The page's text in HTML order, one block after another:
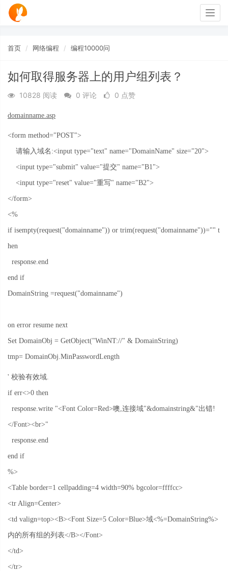
首页 网络编程 编程10000问
如何取得服务器上的用户组列表？
10828 阅读 0 评论 0 点赞
domainname.asp
<form method="POST">
请输入域名 :<input type="text" name="DomainName" size="20">
<input type="submit" value="提交" name="B1">
<input type="reset" value="重写" name="B2">
</form>
<%
if isempty(request("domainname")) or trim(request("domainname"))="" t
hen
response.end
end if
DomainString =request("domainname")
on error resume next
Set DomainObj = GetObject("WinNT://" & DomainString)
tmp= DomainObj.MinPasswordLength
' 校验有效域
if err<>0 then
response.write "<Font Color=Red>噢 连接域"&domainstring&"出错!
</Font><br>"
response.end
end if
%>
<Table border=1 cellpadding=4 width=90% bgcolor=ffffcc>
<tr Align=Center>
<td valign=top><B><Font Size=5 Color=Blue>域<%=DomainString%>
内的所有组的列表</B></Font>
</td>
</tr>